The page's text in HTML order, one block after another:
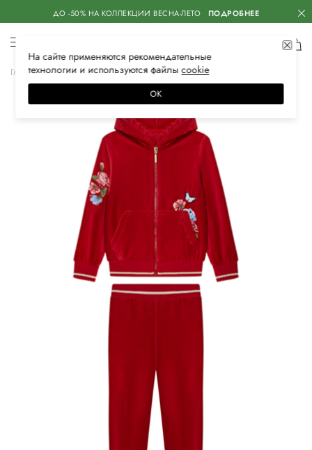
ДО -50% НА КОЛЛЕКЦИИ ВЕСНА-ЛЕТО ПОДРОБНЕЕ
Главная Детское Одежда для девочек Костюмы
На сайте применяются рекомендательные
технологии и используются файлысооkiе
ОК